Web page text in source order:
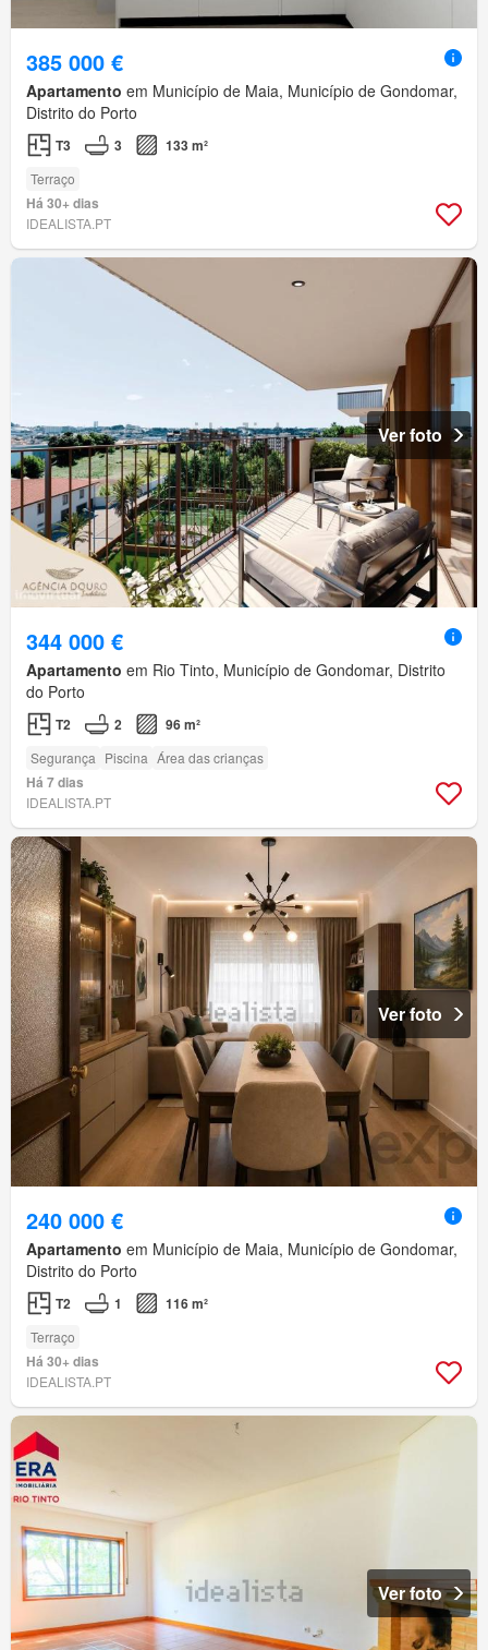
385 000 €
Apartamento em Município de Maia, Município de Gondomar,
Distrito do Porto
T3 3 133 m²
Terraço
Há 30+ dias
IDEALISTA.PT
Ver foto
344 000 €
Apartamento em Rio Tinto, Município de Gondomar, Distrito
do Porto
T2 2 96 m²
Segurança Piscina Área das crianças
Há 7 dias
IDEALISTA.PT
Ver foto
240 000 €
Apartamento em Município de Maia, Município de Gondomar,
Distrito do Porto
T2 1 116 m²
Terraço
Há 30+ dias
IDEALISTA.PT
Ver foto